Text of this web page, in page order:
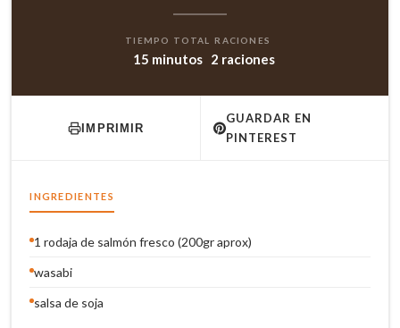
TIEMPO TOTAL
15 minutos
RACIONES
2 raciones
IMPRIMIR
GUARDAR EN
PINTEREST
INGREDIENTES
1 rodaja de salmón fresco (200gr aprox)
wasabi
salsa de soja